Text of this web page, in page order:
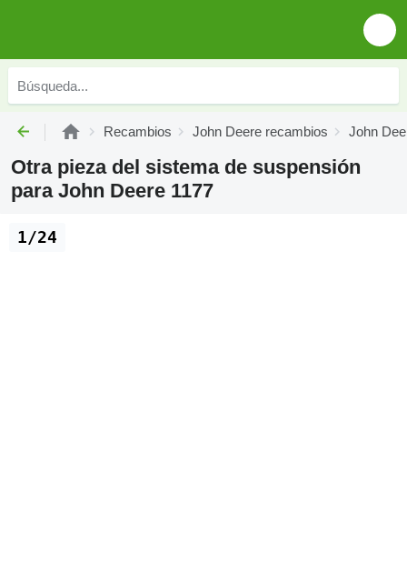
Recambios John Deere recambios John
Otra pieza del sistema de suspensión
para John Deere 1177
1/24